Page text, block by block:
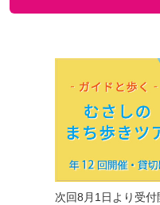
次回8月1日より受